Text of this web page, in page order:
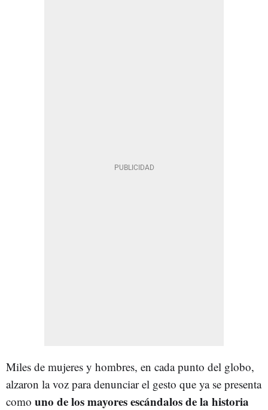
Miles de mujeres y hombres, en cada punto del globo,
alzaron la voz para denunciar el gesto que ya se presenta
como uno de los mayores escándalos de la historia